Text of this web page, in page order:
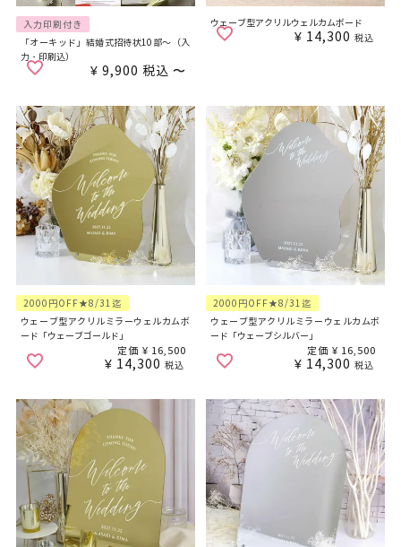
入力印刷付き
「オーキッド」結婚式招待状10部～（入
力・印刷込）
¥ 9,900 税込 〜
ウェーブ型アクリルウェルカムボード
¥ 14,300 税込
2000円OFF★8/31迄
ウェーブ型アクリルミラーウェルカムボ
ード「ウェーブゴールド」
定価 ¥ 16,500
¥ 14,300 税込
2000円OFF★8/31迄
ウェーブ型アクリルミラーウェルカムボ
ード「ウェーブシルバー」
定価 ¥ 16,500
¥ 14,300 税込